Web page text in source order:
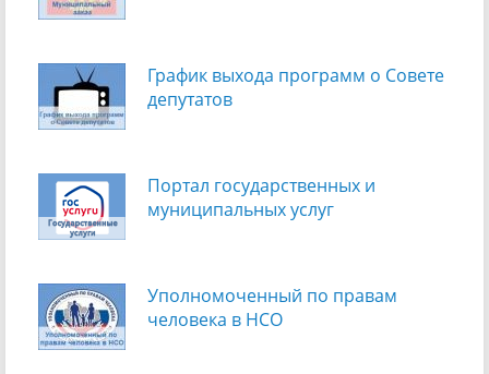
График выхода программ о Cовете
депутатов
Портал государственных и
муниципальных услуг
Уполномоченный по правам
человека в НСО